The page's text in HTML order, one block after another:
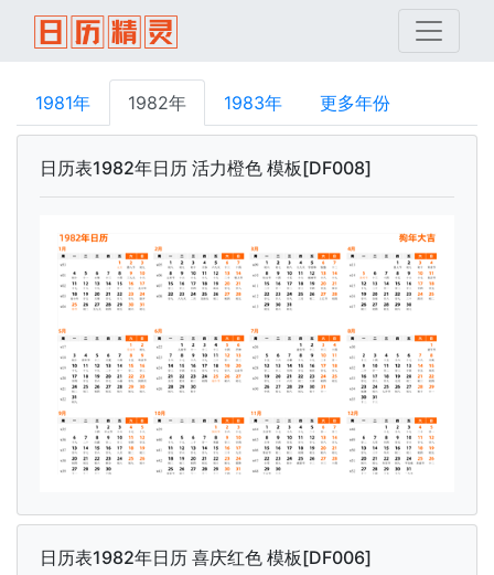
1981年 1982年 1983年 更多年份
日历表1982年日历 活力橙色 模板[DF008]
日历表1982年日历 喜庆红色 模板[DF006]